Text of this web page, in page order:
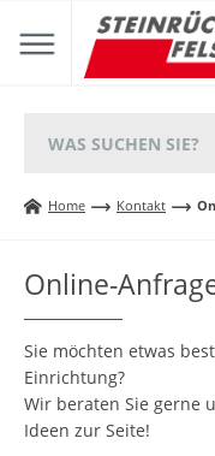
Home Kontakt
Online-
Sie möchten etwas
Einrichtung?
Wir beraten Sie gerne
Ideen zur Seite!